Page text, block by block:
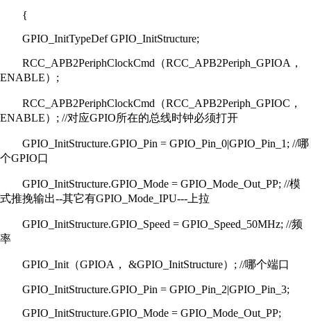
{
GPIO_InitTypeDef GPIO_InitStructure;
RCC_APB2PeriphClockCmd（RCC_APB2Periph_GPIOA，
ENABLE）;
RCC_APB2PeriphClockCmd（RCC_APB2Periph_GPIOC，
ENABLE）; //对应GPIO所在的总线时钟必须打开
GPIO_InitStructure.GPIO_Pin = GPIO_Pin_0|GPIO_Pin_1; //哪
个GPIO口
GPIO_InitStructure.GPIO_Mode = GPIO_Mode_Out_PP; //模
式推挽输出--其它有GPIO_Mode_IPU---上拉
GPIO_InitStructure.GPIO_Speed = GPIO_Speed_50MHz; //频
率
GPIO_Init（GPIOA， &GPIO_InitStructure）; //哪个端口
GPIO_InitStructure.GPIO_Pin = GPIO_Pin_2|GPIO_Pin_3;
GPIO_InitStructure.GPIO_Mode = GPIO_Mode_Out_PP;